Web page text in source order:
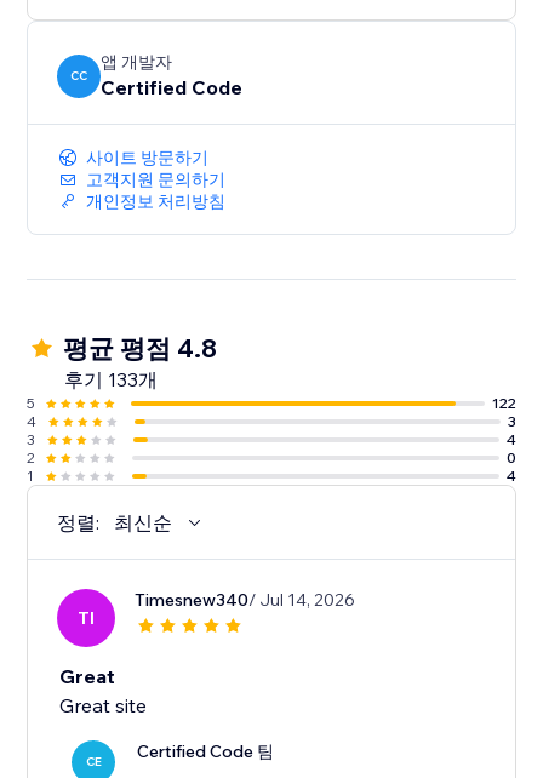
CC
앱 개발자
Certified Code
사이트 방문하기
고객지원 문의하기
개인정보 처리방침
평균 평점 4.8
후기 133개
5
122
4
3
3
4
2
0
1
4
정렬: 최신순
TI
Timesnew340/ Jul 14, 2026
Great
Great site
CE Certified Code 팀